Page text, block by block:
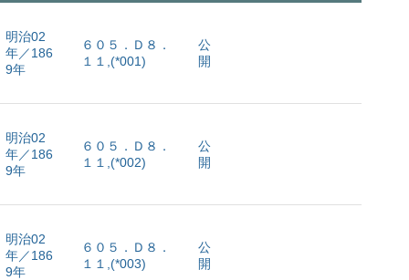
明治02
年／186
9年
６０５．Ｄ８．
１１,(*001)
公
開
明治02
年／186
9年
６０５．Ｄ８．
１１,(*002)
公
開
明治02
年／186
9年
６０５．Ｄ８．
１１,(*003)
公
開